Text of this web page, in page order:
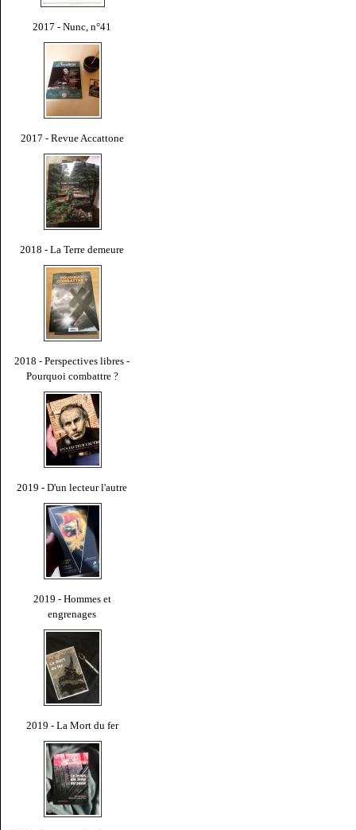
2017 - Nunc, n°41
2017 - Revue Accattone
2018 - La Terre demeure
2018 - Perspectives libres -
Pourquoi combattre ?
2019 - D'un lecteur l'autre
2019 - Hommes et
engrenages
2019 - La Mort du fer